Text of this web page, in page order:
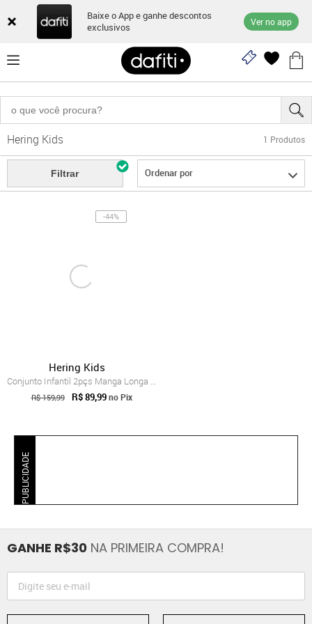
Baixe o App e ganhe descontos
exclusivos
Ver no app
Hering Kids 1 Produtos
Filtrar Ordenar por
-44%
Hering Kids
Conjunto Infantil 2pçs Manga Longa Herin...
R$ 159,99 R$ 89,99 no Pix
PUBLICIDADE
GANHE R$30 NA PRIMEIRA COMPRA!